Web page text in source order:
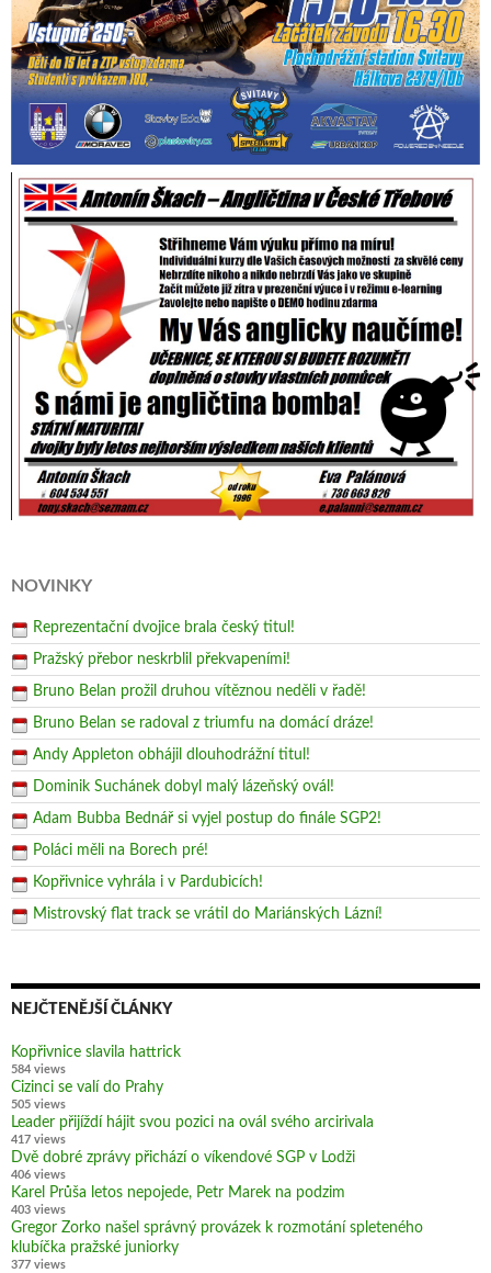
NOVINKY
Reprezentační dvojice brala český titul!
Pražský přebor neskrblil překvapeními!
Bruno Belan prožil druhou vítěznou neděli v řadě!
Bruno Belan se radoval z triumfu na domácí dráze!
Andy Appleton obhájil dlouhodrážní titul!
Dominik Suchánek dobyl malý lázeňský ovál!
Adam Bubba Bednář si vyjel postup do finále SGP2!
Poláci měli na Borech pré!
Kopřivnice vyhrála i v Pardubicích!
Mistrovský flat track se vrátil do Mariánských Lázní!
NEJČTENĚJŠÍ ČLÁNKY
Kopřivnice slavila hattrick
584 views
Cizinci se valí do Prahy
505 views
Leader přijíždí hájit svou pozici na ovál svého arcirivala
417 views
Dvě dobré zprávy přichází o víkendové SGP v Lodži
406 views
Karel Průša letos nepojede, Petr Marek na podzim
403 views
Gregor Zorko našel správný provázek k rozmotání spleteného
klubíčka pražské juniorky
377 views